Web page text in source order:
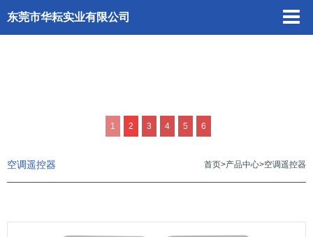
东莞市华耘实业有限公司
1 2 3 4 5 6
空调遥控器 首页>产品中心>空调遥控器